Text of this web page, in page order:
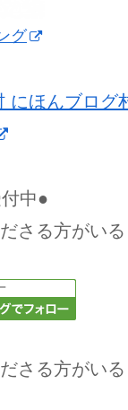
グ
中●
さる方がい
さる方がい